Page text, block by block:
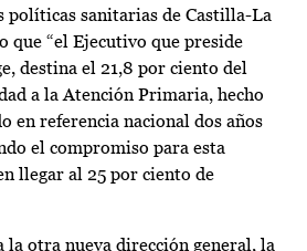
políticas sanitarias de Castilla-La
que “el Ejecutivo que preside
destina el 21,8 por ciento del
a la Atención Primaria, hecho
en referencia nacional dos años
el compromiso para esta
llegar al 25 por ciento de
la otra nueva dirección general, la